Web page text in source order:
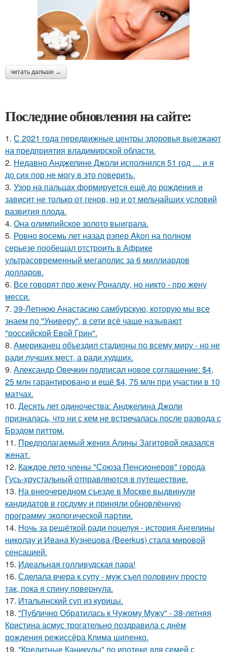
читать дальше →
Последние обновления на сайте:
1. С 2021 года передвижные центры здоровья выезжают
на предприятия владимирской области.
2. Недавно Анджелине Джоли исполнился 51 год … и я
до сих пор не могу в это поверить.
3. Узор на пальцах формируется ещё до рождения и
зависит не только от генов, но и от мельчайших условий
развития плода.
4. Она олимпийское золото выиграла.
5. Ровно восемь лет назад рэпер Akon на полном
серьезе пообещал отстроить в Африке
ультрасовременный мегаполис за 6 миллиардов
долларов.
6. Все говорят про жену Роналду, но никто - про жену
месси.
7. 39-Летнюю Анастасию самбурскую, которую мы все
знаем по "Универу", в сети всё чаще называют
"российской Евой Грин".
8. Американец объездил стадионы по всему миру - но не
ради лучших мест, а ради худших.
9. Александр Овечкин подписал новое соглашение: $4,
25 млн гарантировано и ещё $4, 75 млн при участии в 10
матчах.
10. Десять лет одиночества: Анджелина Джоли
призналась, что ни с кем не встречалась после развода с
Брэдом питтом.
11. Предполагаемый жених Алины Загитовой оказался
женат.
12. Каждое лето члены "Союза Пенсионеров" города
Гусь-хрустальный отправляются в путешествие.
13. На внеочередном съезде в Москве выдвинули
кандидатов в госдуму и приняли обновлённую
программу экологической партии.
14. Ночь за решёткой ради поцелуя - история Ангелины
николау и Ивана Кузнецова (Beerkus) стала мировой
сенсацией.
15. Идеальная голливудская пара!
16. Сделала вчера к супу - муж съел половину просто
так, пока я спину повернула.
17. Итальянский суп из курицы.
18. "Публично Обратилась к Чужому Мужу" - 38-летняя
Кристина асмус трогательно поздравила с днём
рождения режиссёра Клима шипенко.
19. "Кредитные Каникулы" по ипотеке для семей с